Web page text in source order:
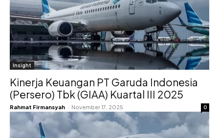
Insight
Kinerja Keuangan PT Garuda Indonesia
(Persero) Tbk (GIAA) Kuartal III 2025
Rahmat Firmansyah - November 17, 2025 0